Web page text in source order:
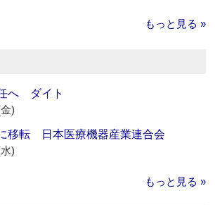
もっと見る »
へ ダイト
)
移転 日本医療機器産業連合会
)
もっと見る »